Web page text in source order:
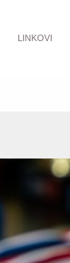
LINKOVI